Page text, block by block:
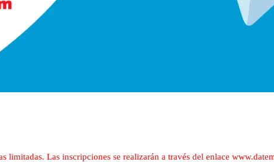
limitadas. Las inscripciones se realizarán a través del enlace